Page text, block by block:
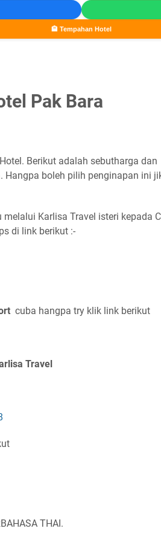
🏨 Tempahan Hotel
Pak Bara
Berikut adalah sebutharga dan
Hangpa boleh pilih penginapan ini
Karlisa Travel isteri kepada
di link berikut :-
cuba hangpa try klik link berikut
Travel
THAI.